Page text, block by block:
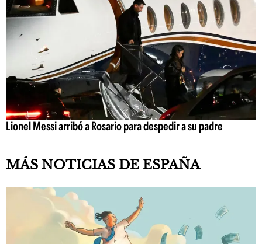
Lionel Messi arribó a Rosario para despedir a su padre
MÁS NOTICIAS DE ESPAÑA